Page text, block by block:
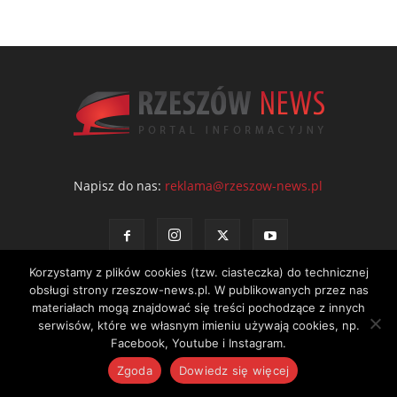
Napisz do nas: reklama@rzeszow-news.pl
Kontakt Polityka prywatności Regulamin portalu
© NEWS Sp. z o.o. - wydawca portalu Rzeszów News. Wszystkie prawa
zastrzeżone. Tel.: 601 97 55 30
Korzystamy z plików cookies (tzw. ciasteczka) do technicznej
obsługi strony rzeszow-news.pl. W publikowanych przez nas
materiałach mogą znajdować się treści pochodzące z innych
serwisów, które we własnym imieniu używają cookies, np.
Facebook, Youtube i Instagram.
Zgoda
Dowiedz się więcej